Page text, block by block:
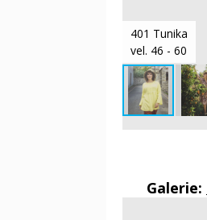
401 Tunika
vel. 46 - 60
Galerie: